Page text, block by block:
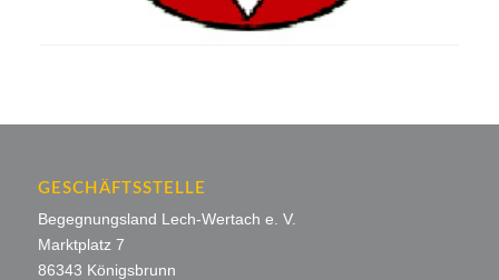
GESCHÄFTSSTELLE
Begegnungsland Lech-Wertach e. V.
Marktplatz 7
86343 Königsbrunn